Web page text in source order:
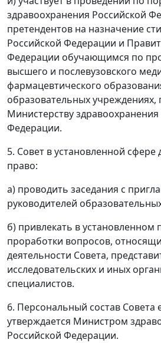
здравоохранения Российской
претендентов на назначение
Российской Федерации и
Федерации обучающимся по
высшего и послевузовского
фармацевтического
образовательных
Министерству здравоохранения
Федерации.
5. Совет в установленной сфере
право:
а) проводить заседания с
руководителей
б) привлекать в установленном
проработки вопросов,
деятельности Совета,
исследовательских и иных
специалистов.
6. Персональный состав Совета
утверждается Министром
Российской Федерации.